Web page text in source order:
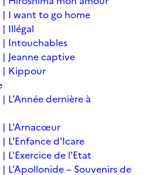
I want to go home
Illégal
| Intouchables
Jeanne captive
| Kippour
L'Année dernière à
| L'Arnacœur
L'Enfance d'Icare
L'Exercice de l'Etat
L’Apollonide – Souvenirs de